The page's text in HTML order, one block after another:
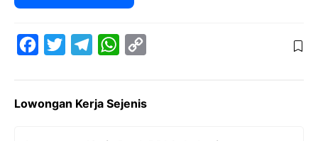
e
t
e
W
t
y
Lowongan Kerja Sejenis